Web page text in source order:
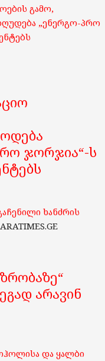
გამო,
„ენერგო-პრო
ჯორჯია“-ს
ხანძრის
არავინ
და ყალბი